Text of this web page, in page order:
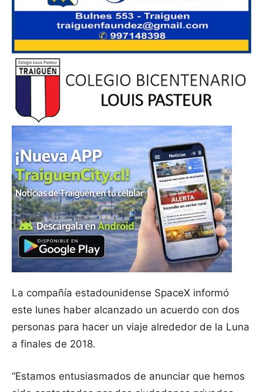
La compañía estadounidense SpaceX informó
este lunes haber alcanzado un acuerdo con dos
personas para hacer un viaje alrededor de la Luna
a finales de 2018.
“Estamos entusiasmados de anunciar que hemos